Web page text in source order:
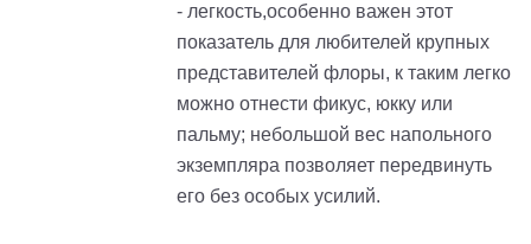
- легкость,особенно важен этот
показатель для любителей крупных
представителей флоры, к таким легко
можно отнести фикус, юкку или
пальму; небольшой вес напольного
экземпляра позволяет передвинуть
его без особых усилий.